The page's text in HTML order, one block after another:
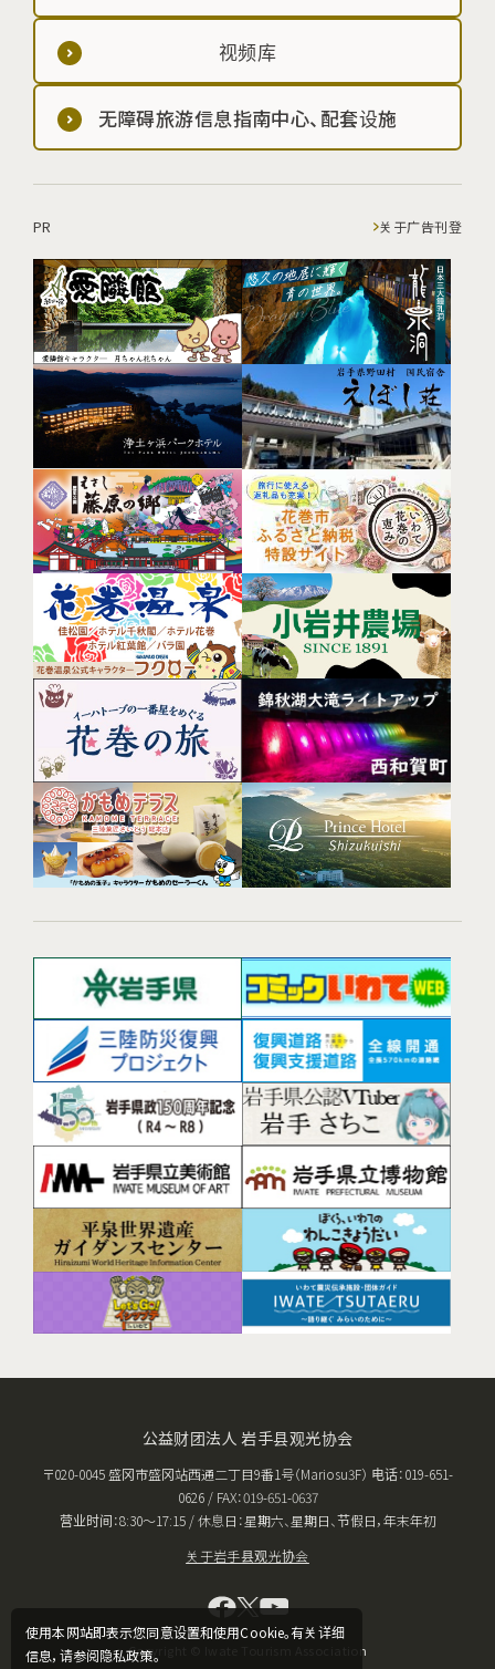
使用本网站即表示您同意设置和使用Cookie。有关详细
信息，请参阅隐私政策。
视频库
无障碍旅游信息指南中心、配套设施
PR 关于广告刊登
公益财团法人 岩手县观光协会
〒020-0045 盛冈市盛冈站西通二丁目9番1号（Mariosu3F） 电话：019-651-
0626 / FAX：019-651-0637
营业时间：8:30〜17:15 / 休息日：星期六、星期日、节假日，年末年初
关于岩手县观光协会
Copyright © Iwate Tourism Association